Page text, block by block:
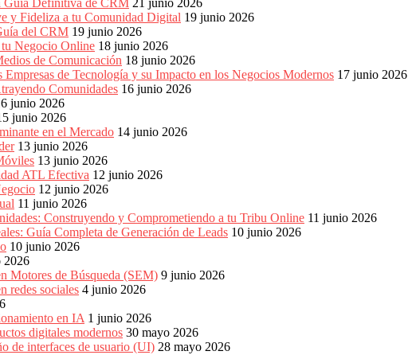
Guía Definitiva de CRM 21 junio 2026
y Fideliza a tu Comunidad Digital 19 junio 2026
del CRM 19 junio 2026
tu Negocio Online 18 junio 2026
de Comunicación 18 junio 2026
de Tecnología y su Impacto en los Negocios Modernos 17 junio 2026
Comunidades 16 junio 2026
junio 2026
junio 2026
en el Mercado 14 junio 2026
13 junio 2026
13 junio 2026
ATL Efectiva 12 junio 2026
12 junio 2026
11 junio 2026
Construyendo y Comprometiendo a tu Tribu Online 11 junio 2026
Guía Completa de Generación de Leads 10 junio 2026
10 junio 2026
2026
Motores de Búsqueda (SEM) 9 junio 2026
redes sociales 4 junio 2026
en IA 1 junio 2026
digitales modernos 30 mayo 2026
de interfaces de usuario (UI) 28 mayo 2026